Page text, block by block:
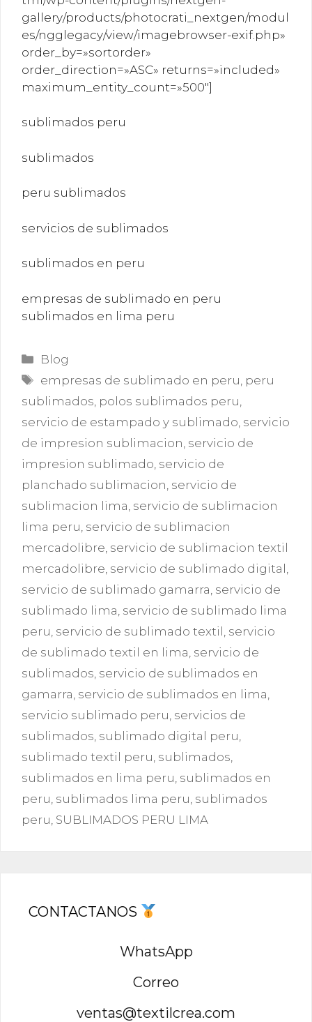
gallery/products/photocrati_nextgen/modul
es/ngglegacy/view/imagebrowser-exif.php»
order_by=»sortorder»
order_direction=»ASC» returns=»included»
maximum_entity_count=»500″]
sublimados peru
sublimados
peru sublimados
servicios de sublimados
sublimados en peru
empresas de sublimado en peru
sublimados en lima peru
Categorías
Blog
Etiquetas
empresas de sublimado en peru peru
sublimados polos sublimados peru
servicio de estampado y sublimado servicio
de impresion sublimacion servicio de
impresion sublimado servicio de
planchado sublimacion servicio de
sublimacion lima servicio de sublimacion
lima peru servicio de sublimacion
mercadolibre servicio de sublimacion textil
mercadolibre servicio de sublimado digital
servicio de sublimado gamarra servicio de
sublimado lima servicio de sublimado lima
peru servicio de sublimado textil servicio
de sublimado textil en lima servicio de
sublimados servicio de sublimados en
gamarra servicio de sublimados en lima
servicio sublimado peru servicios de
sublimados sublimado digital peru
sublimado textil peru sublimados
sublimados en lima peru sublimados en
peru sublimados lima peru sublimados
peru SUBLIMADOS PERU LIMA
CONTACTANOS
WhatsApp
Correo
ventas@textilcrea.com